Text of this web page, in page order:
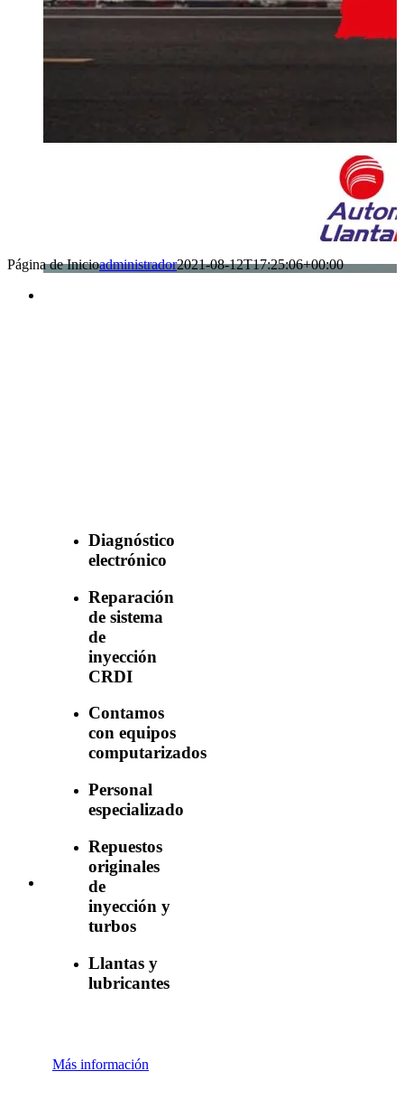
Página de Inicioadministrador2021-08-12T17:25:06+00:00
Diagnóstico
electrónico
Reparación
de sistema
de
inyección
CRDI
Contamos
con equipos
computarizados
Personal
especializado
Repuestos
originales
de
inyección y
turbos
Llantas y
lubricantes
Más información